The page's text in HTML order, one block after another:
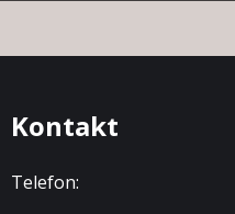
Kontakt
Telefon: